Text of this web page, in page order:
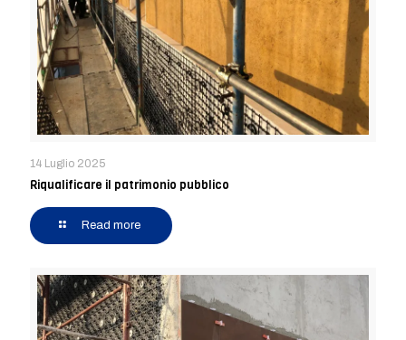
14 Luglio 2025
Riqualificare il patrimonio pubblico
Read more